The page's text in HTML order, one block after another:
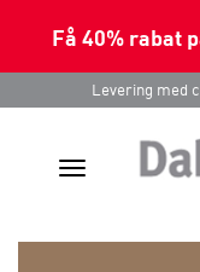
Få 40% rabat
Levering med
Toggle